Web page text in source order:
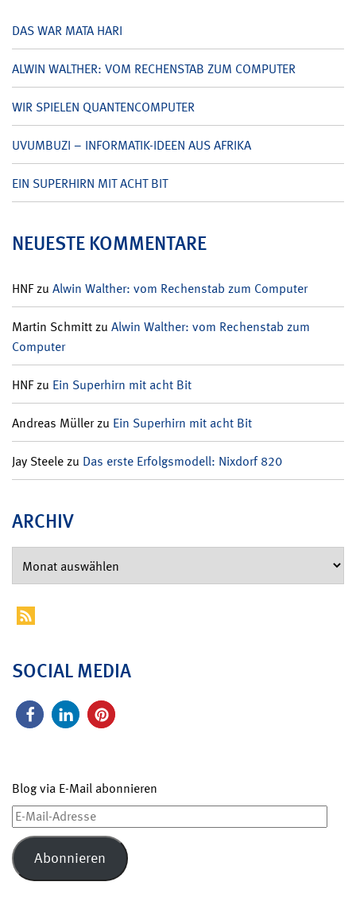
DAS WAR MATA HARI
ALWIN WALTHER: VOM RECHENSTAB ZUM COMPUTER
WIR SPIELEN QUANTENCOMPUTER
UVUMBUZI – INFORMATIK-IDEEN AUS AFRIKA
EIN SUPERHIRN MIT ACHT BIT
NEUESTE KOMMENTARE
HNFzu Alwin Walther: vom Rechenstab zum Computer
Martin Schmittzu Alwin Walther: vom Rechenstab zum
Computer
HNFzu Ein Superhirn mit acht Bit
Andreas Müllerzu Ein Superhirn mit acht Bit
Jay Steelezu Das erste Erfolgsmodell: Nixdorf 820
ARCHIV
SOCIAL MEDIA
Blog via E-Mail abonnieren
E-
Mail-
Adresse
Abonnieren